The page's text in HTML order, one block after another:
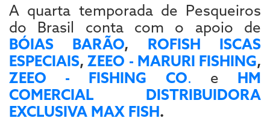
A quarta temporada de Pesqueiros
do Brasil conta com o apoio de
BÓIAS BARÃO, ROFISH ISCAS
ESPECIAIS, ZEEO - MARURI FISHING,
ZEEO - FISHING CO. e HM
COMERCIAL DISTRIBUIDORA
EXCLUSIVA MAX FISH.